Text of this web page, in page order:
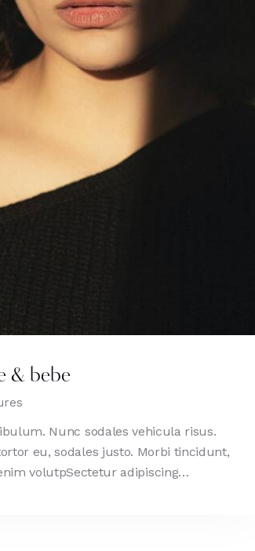
& bebe
Nunc sodales vehicula risus.
eu, sodales justo. Morbi tincidunt,
volutpSectetur adipiscing…